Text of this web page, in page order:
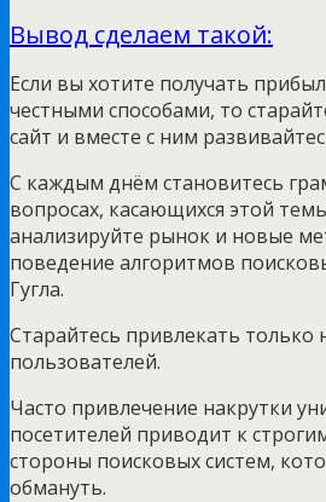
Вывод сделаем такой:
Если вы хотите получать
честными способами, то
сайт и вместе с ним
С каждым днём становитесь
вопросах, касающихся этой
анализируйте рынок и новые
поведение алгоритмов
Гугла.
Старайтесь привлекать только
пользователей.
Часто привлечение накрутки
посетителей приводит к
стороны поисковых систем,
обмануть.